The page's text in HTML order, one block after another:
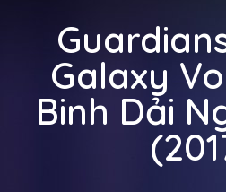
Galaxy
Binh Dải